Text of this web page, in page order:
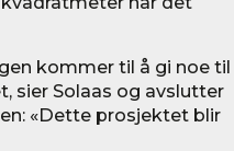
kommer til å gi noe til
sier Solaas og avslutter
«Dette prosjektet blir